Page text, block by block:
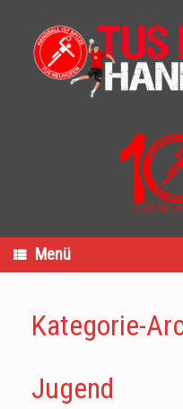
springen
Menü
Kategorie-
Jugend